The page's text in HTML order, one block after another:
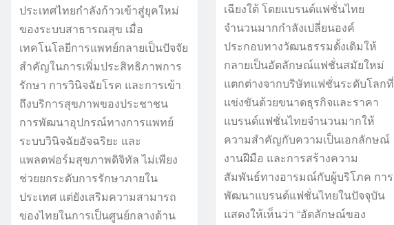
ประเทศไทยกำลังก้าวเข้าสู่ยุคใหม่
ของระบบสาธารณสุข เมื่อ
เทคโนโลยีการแพทย์กลายเป็นปัจจัย
สำคัญในการเพิ่มประสิทธิภาพการ
รักษา การวินิจฉัยโรค และการเข้า
ถึงบริการสุขภาพของประชาชน
การพัฒนาอุปกรณ์ทางการแพทย์
ระบบวินิจฉัยอัจฉริยะ และ
แพลตฟอร์มสุขภาพดิจิทัล ไม่เพียง
ช่วยยกระดับการรักษาภายใน
ประเทศ แต่ยังเสริมความสามารถ
ของไทยในการเป็นศูนย์กลางด้าน
เฉียงใต้ โดยแบรนด์แฟชั่นไทย
จำนวนมากกำลังเปลี่ยนองค์
ประกอบทางวัฒนธรรมดั้งเดิมให้
กลายเป็นอัตลักษณ์แฟชั่นสมัยใหม่
แตกต่างจากบริษัทแฟชั่นระดับโลกที่
แข่งขันด้วยขนาดธุรกิจและราคา
แบรนด์แฟชั่นไทยจำนวนมากให้
ความสำคัญกับความเป็นเอกลักษณ์
งานฝีมือ และการสร้างความ
สัมพันธ์ทางอารมณ์กับผู้บริโภค การ
พัฒนาแบรนด์แฟชั่นไทยในปัจจุบัน
แสดงให้เห็นว่า “อัตลักษณ์ของ